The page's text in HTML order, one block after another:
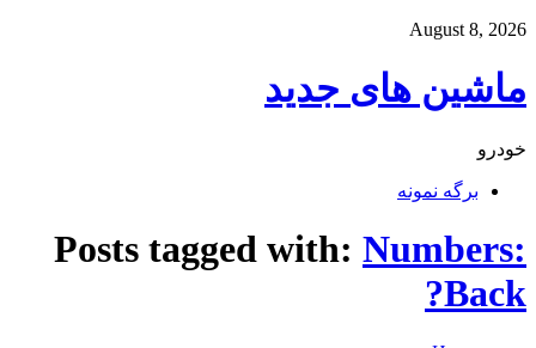
August 8, 2026
ماشین های جدید
خودرو
برگه نمونه
Posts tagged with: Numbers:
Back?